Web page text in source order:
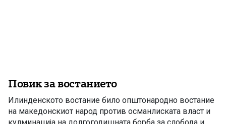
Повик за востанието
Илинденското востание било општонародно востание
на македонскиот народ против османлиската власт и